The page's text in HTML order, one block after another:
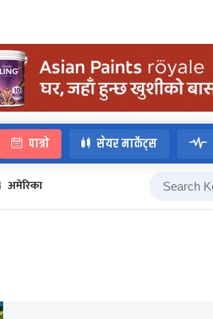
पात्रो सेयर मार्केट्स
अमेरिका